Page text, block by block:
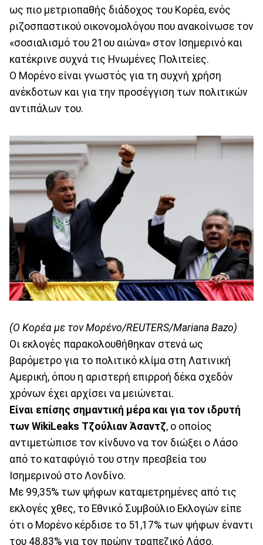
ως πιο μετριοπαθής διάδοχος του Κορέα, ενός
ριζοσπαστικού οικονομολόγου που ανακοίνωσε τον
«σοσιαλισμό του 21ου αιώνα» στον Ισημερινό και
κατέκρινε συχνά τις Ηνωμένες Πολιτείες.
Ο Μορένο είναι γνωστός για τη συχνή χρήση
ανέκδοτων και για την προσέγγιση των πολιτικών
αντιπάλων του.
(O Κορέα με τον Μορένο/REUTERS/Mariana Bazo)
Οι εκλογές παρακολουθήθηκαν στενά ως
βαρόμετρο για το πολιτικό κλίμα στη Λατινική
Αμερική, όπου η αριστερή επιρροή δέκα σχεδόν
χρόνων έχει αρχίσει να μειώνεται.
Είναι επίσης σημαντική μέρα και για τον ιδρυτή
των WikiLeaks Τζούλιαν Άσαντζ, ο οποίος
αντιμετώπισε τον κίνδυνο να τον διώξει ο Λάσο
από το καταφύγιό του στην πρεσβεία του
Ισημερινού στο Λονδίνο.
Με 99,35% των ψήφων καταμετρημένες από τις
εκλογές χθες, το Εθνικό Συμβούλιο Εκλογών είπε
ότι ο Μορένο κέρδισε το 51,17% των ψήφων έναντι
του 48,83% για τον πρώην τραπεζικό Λάσο.